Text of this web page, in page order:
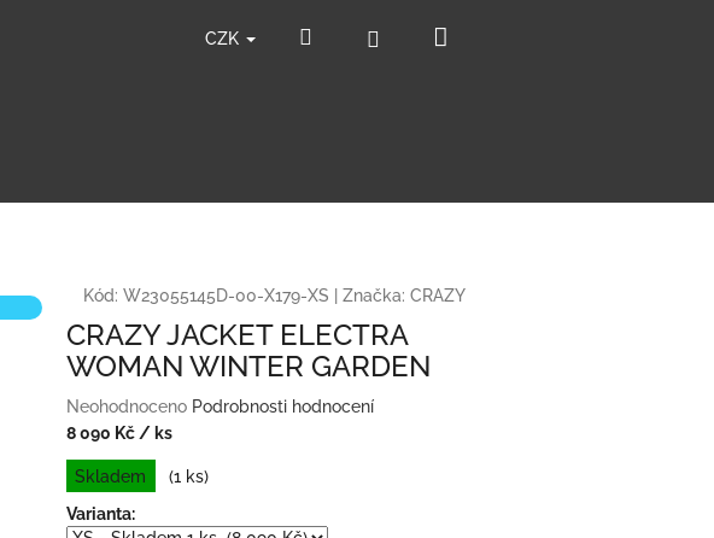
CZK Hledat Přihlášení
Kód: W23055145D-00-X179-XS Značka: CRAZY
CRAZY JACKET ELECTRA
WOMAN WINTER GARDEN
Průměrné
hodnocení
je
0,0
z
Neohodnoceno Podrobnosti hodnocení
8 090 Kč / ks
Měrná
cena:
Skladem
(1 ks)
Varianta: